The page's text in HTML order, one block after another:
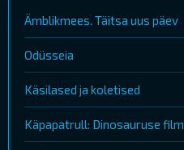
Ämblikmees. Täitsa uus päev
Odüsseia
Käsilased ja koletised
Käpapatrull: Dinosauruse film